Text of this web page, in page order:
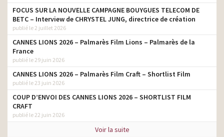
FOCUS SUR LA NOUVELLE CAMPAGNE BOUYGUES TELECOM DE
BETC – Interview de CHRYSTEL JUNG, directrice de création
publié le 2 juillet 2026
CANNES LIONS 2026 – Palmarès Film Lions – Palmarès de la
France
publié le 29 juin 2026
CANNES LIONS 2026 – Palmarès Film Craft – Shortlist Film
publié le 23 juin 2026
COUP D’ENVOI DES CANNES LIONS 2026 – SHORTLIST FILM
CRAFT
publié le 22 juin 2026
Voir la suite